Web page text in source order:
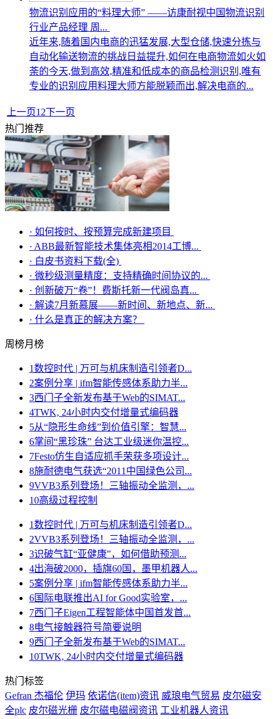
物流识别应用的“料理大师” ——访康耐视中国物流识别
行业产品经理 周...
近年来,随着国内电商的迅猛发展,大型仓储,快速分拣与
自动化输送物流的挑战日益提升,如何在电商物流如火如
荼的今天,做到高效,精准和低成本的商品检测识别,唯有
专业的识别应用料理大师方能脱颖而出,解决电商的...
上一页1 2下一页
热门推荐
· 如何按时、按预算完成新建项目
· ABB最新智能技术集体亮相2014工博...
· 白皮书资料下载(全)
· 微秒级测量精度：支持精确时间协议的...
· 创新破万“卷”！费斯托新一代阀岛真...
· 解读7月新慕展——新时间、新地点、新...
· 什么是真正的解决方案？
周榜月榜
1数控时代 | 万可与机床制造引领者D...
2案例分享 | ifm智能传感体系助力半...
3西门子全新发布基于Web的SIMAT...
4TWK, 24小时内交付增量式编码器
5从“隐形生命线”到价值引擎：智慧...
6掌间“黑珍珠” 台达工业级迷你温控...
7Festo仿生自适应抓手荣获多项设计...
8施耐德电气获选“2011中国绿色公司...
9VVB3系列登场！三轴振动全监测，...
10高级过程控制
1数控时代 | 万可与机床制造引领者D...
2VVB3系列登场！三轴振动全监测，...
3识破气缸“亚健康”，如何借助预测...
4出海破2000，插旗60国，墨甲机器人...
5案例分享 | ifm智能传感体系助力半...
6国际电联推出AI for Good实验室，...
7西门子Eigen工程智能体中国首发首...
8电气接触器符号简要说明
9西门子全新发布基于Web的SIMAT...
10TWK, 24小时内交付增量式编码器
热门标签
Gefran 杰福伦 伊玛 依诺信(item)资讯 威琅电气贸易 皮尔磁安
全plc 皮尔磁光栅 皮尔磁电磁阀资讯 工业机器人资讯